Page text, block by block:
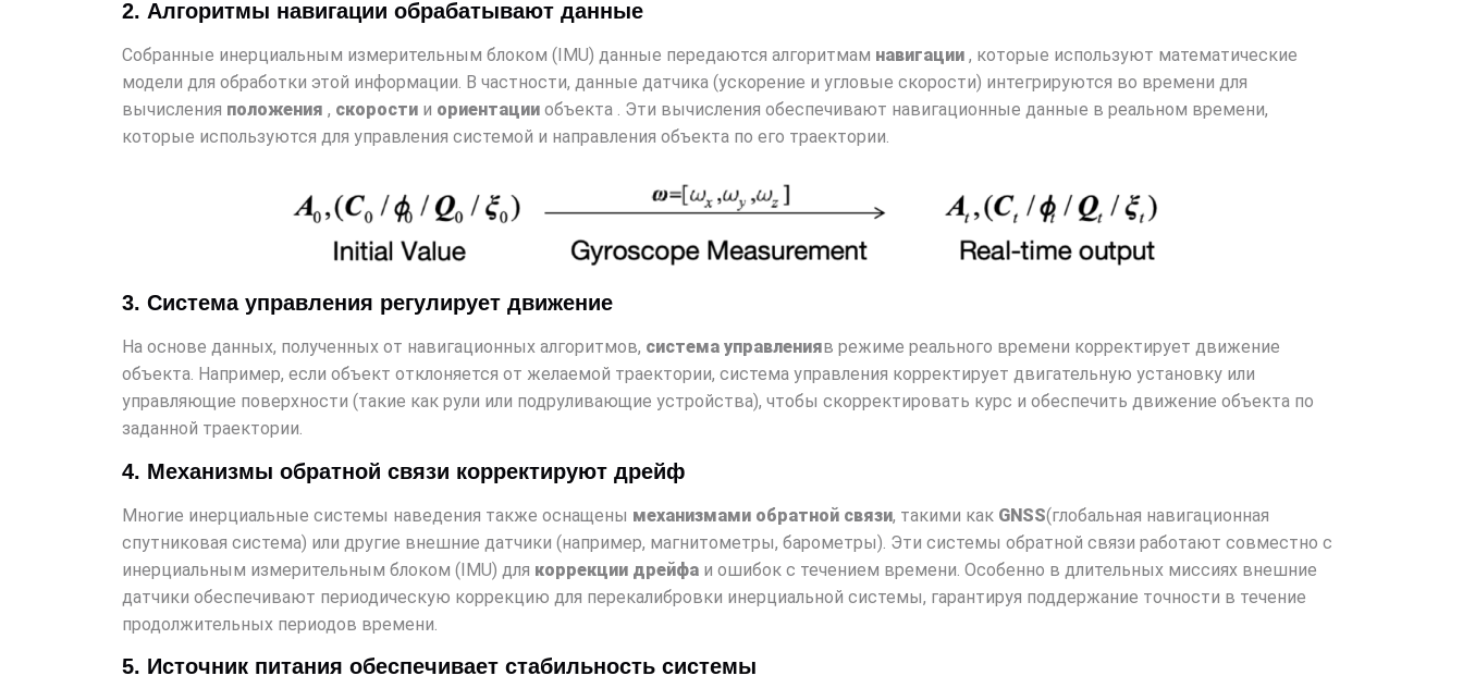
2. Алгоритмы навигации обрабатывают данные
Собранные инерциальным измерительным блоком (IMU) данные передаются алгоритмам навигации , которые используют математические
модели для обработки этой информации. В частности, данные датчика (ускорение и угловые скорости) интегрируются во времени для
вычисления положения , скорости и ориентации объекта . Эти вычисления обеспечивают навигационные данные в реальном времени,
которые используются для управления системой и направления объекта по его траектории.
3. Система управления регулирует движение
На основе данных, полученных от навигационных алгоритмов, система управленияв режиме реального времени корректирует движение
объекта. Например, если объект отклоняется от желаемой траектории, система управления корректирует двигательную установку или
управляющие поверхности (такие как рули или подруливающие устройства), чтобы скорректировать курс и обеспечить движение объекта по
заданной траектории.
4. Механизмы обратной связи корректируют дрейф
Многие инерциальные системы наведения также оснащены механизмами обратной связи, такими как GNSS(глобальная навигационная
спутниковая система) или другие внешние датчики (например, магнитометры, барометры). Эти системы обратной связи работают совместно с
инерциальным измерительным блоком (IMU) для коррекции дрейфа и ошибок с течением времени. Особенно в длительных миссиях внешние
датчики обеспечивают периодическую коррекцию для перекалибровки инерциальной системы, гарантируя поддержание точности в течение
продолжительных периодов времени.
5. Источник питания обеспечивает стабильность системы